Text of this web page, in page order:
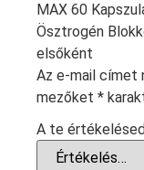
MAX 60
Ösztrogén
elsőként
Az e-mail címet
mezőket *
A te